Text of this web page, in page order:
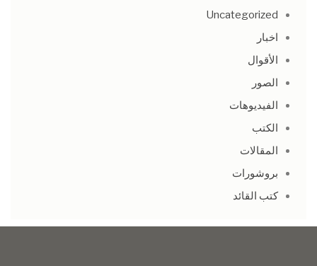
Uncategorized
اخبار
الأقوال
الصور
الفيديوهات
الكتب
المقالات
بروشورات
كتب القائد